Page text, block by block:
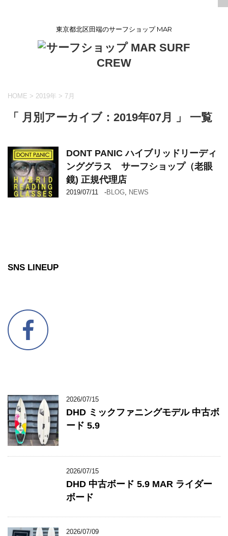
東京都北区田端のサーフショップ MAR
HOME > 2019年 > 7月
「 月別アーカイブ：2019年07月 」 一覧
DONT PANIC ハイブリッドリーディ
ンググラス サーフショップ（老眼
鏡) 正規代理店
2019/07/11 -BLOG NEWS
SNS LINEUP
2026/07/15
DHD ミックファニングモデル 中古ボ
ード 5.9
2026/07/15
DHD 中古ボード 5.9 MAR ライダー
ボード
2026/07/09